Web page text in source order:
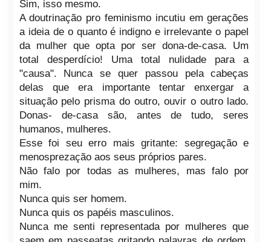
Sim, isso mesmo.
A doutrinação pro feminismo incutiu em gerações
a ideia de o quanto é indigno e irrelevante o papel
da mulher que opta por ser dona-de-casa. Um
total desperdício! Uma total nulidade para a
"causa". Nunca se quer passou pela cabeças
delas que era importante tentar enxergar a
situação pelo prisma do outro, ouvir o outro lado.
Donas- de-casa são, antes de tudo, seres
humanos, mulheres.
Esse foi seu erro mais gritante: segregação e
menosprezação aos seus próprios pares.
Não falo por todas as mulheres, mas falo por
mim.
Nunca quis ser homem.
Nunca quis os papéis masculinos.
Nunca me senti representada por mulheres que